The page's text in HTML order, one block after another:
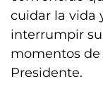
cuidar la vida
interrumpir
momentos de
Presidente.